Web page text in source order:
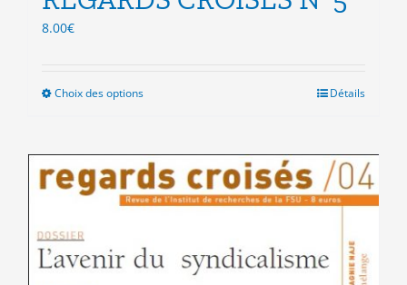
8.00€
Choix des optionsCe
plusieurs
variations.
Les
être
choisies
Détails